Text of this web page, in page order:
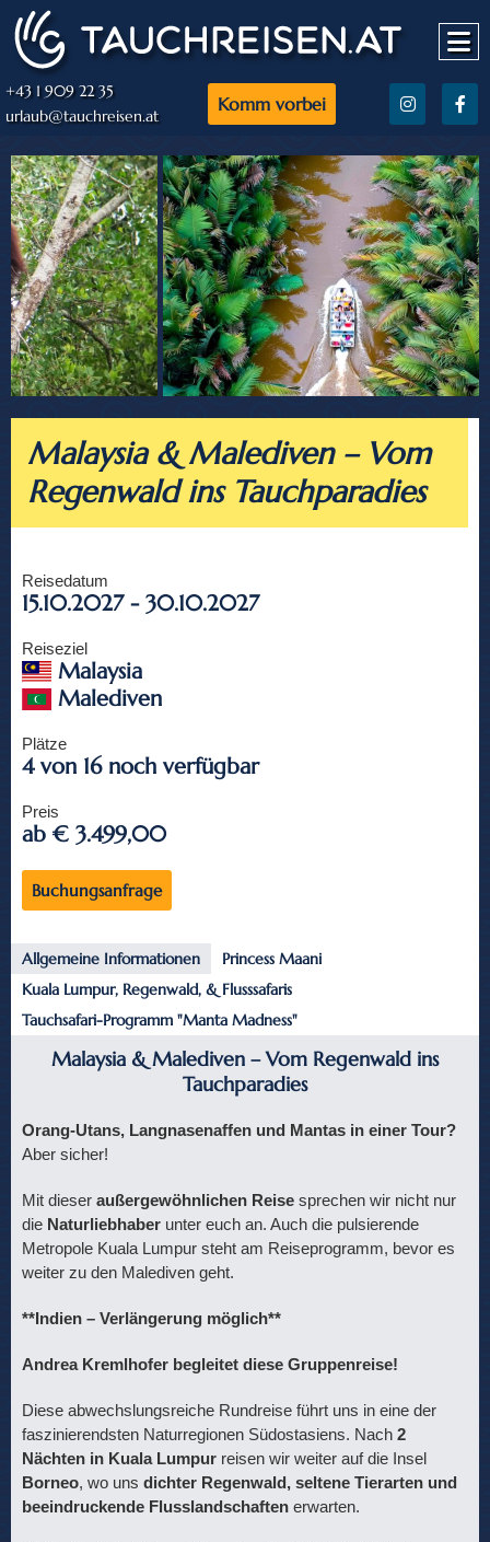
+43 1 909 22 35
urlaub@tauchreisen.at
Komm vorbei
Malaysia & Malediven – Vom
Regenwald ins Tauchparadies
Reisedatum
15.10.2027 - 30.10.2027
Reiseziel
Malaysia
Malediven
Plätze
4 von 16 noch verfügbar
Preis
ab € 3.499,00
Buchungsanfrage
Allgemeine Informationen
Princess Maani
Kuala Lumpur, Regenwald, & Flusssafaris
Tauchsafari-Programm "Manta Madness"
Malaysia & Malediven – Vom Regenwald ins
Tauchparadies
Orang-Utans, Langnasenaffen und Mantas in einer Tour?
Aber sicher!
Mit dieser außergewöhnlichen Reise sprechen wir nicht nur
die Naturliebhaber unter euch an. Auch die pulsierende
Metropole Kuala Lumpur steht am Reiseprogramm, bevor es
weiter zu den Malediven geht.
**Indien – Verlängerung möglich**
Andrea Kremlhofer begleitet diese Gruppenreise!
Diese abwechslungsreiche Rundreise führt uns in eine der
faszinierendsten Naturregionen Südostasiens. Nach 2
Nächten in Kuala Lumpur reisen wir weiter auf die Insel
Borneo, wo uns dichter Regenwald, seltene Tierarten und
beeindruckende Flusslandschaften erwarten.